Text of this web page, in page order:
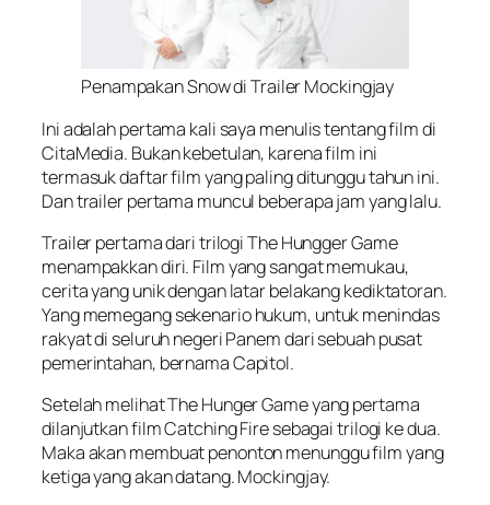
Penampakan Snow di Trailer Mockingjay
Ini adalah pertama kali saya menulis tentang film di
CitaMedia. Bukan kebetulan, karena film ini
termasuk daftar film yang paling ditunggu tahun ini.
Dan trailer pertama muncul beberapa jam yang lalu.
Trailer pertama dari trilogi The Hungger Game
menampakkan diri. Film yang sangat memukau,
cerita yang unik dengan latar belakang kediktatoran.
Yang memegang sekenario hukum, untuk menindas
rakyat di seluruh negeri Panem dari sebuah pusat
pemerintahan, bernama Capitol.
Setelah melihat The Hunger Game yang pertama
dilanjutkan film Catching Fire sebagai trilogi ke dua.
Maka akan membuat penonton menunggu film yang
ketiga yang akan datang. Mockingjay.